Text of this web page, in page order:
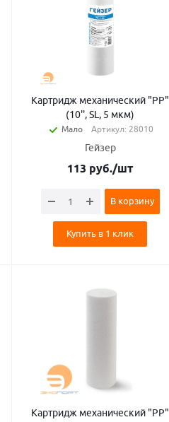
Картридж механический "PP"
(10'', SL, 5 мкм)
Мало Артикул: 28010
Гейзер
113 руб./шт
В корзину
Купить в 1 клик
Картридж механический "PP"